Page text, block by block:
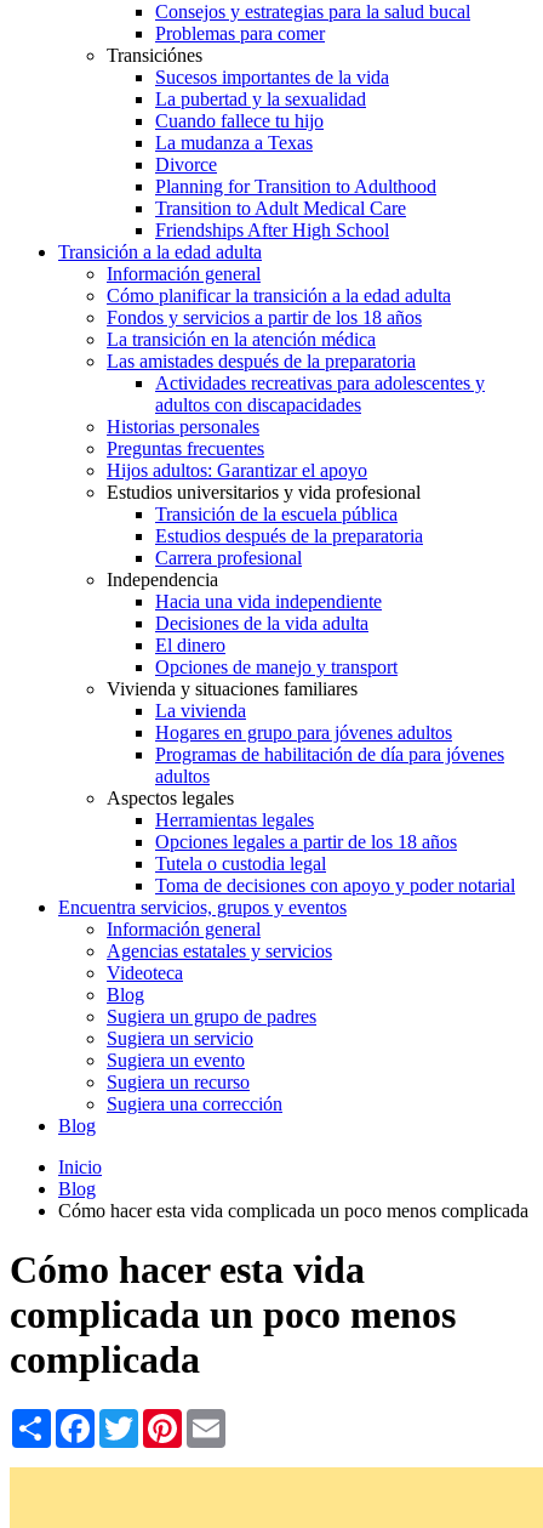
Consejos y estrategias para la salud bucal
Problemas para comer
Transiciónes
Sucesos importantes de la vida
La pubertad y la sexualidad
Cuando fallece tu hijo
La mudanza a Texas
Divorce
Planning for Transition to Adulthood
Transition to Adult Medical Care
Friendships After High School
Transición a la edad adulta
Información general
Cómo planificar la transición a la edad adulta
Fondos y servicios a partir de los 18 años
La transición en la atención médica
Las amistades después de la preparatoria
Actividades recreativas para adolescentes y
adultos con discapacidades
Historias personales
Preguntas frecuentes
Hijos adultos: Garantizar el apoyo
Estudios universitarios y vida profesional
Transición de la escuela pública
Estudios después de la preparatoria
Carrera profesional
Independencia
Hacia una vida independiente
Decisiones de la vida adulta
El dinero
Opciones de manejo y transport
Vivienda y situaciones familiares
La vivienda
Hogares en grupo para jóvenes adultos
Programas de habilitación de día para jóvenes
adultos
Aspectos legales
Herramientas legales
Opciones legales a partir de los 18 años
Tutela o custodia legal
Toma de decisiones con apoyo y poder notarial
Encuentra servicios, grupos y eventos
Información general
Agencias estatales y servicios
Videoteca
Blog
Sugiera un grupo de padres
Sugiera un servicio
Sugiera un evento
Sugiera un recurso
Sugiera una corrección
Blog
Inicio
Blog
Cómo hacer esta vida complicada un poco menos complicada
Cómo hacer esta vida
complicada un poco menos
complicada
Share Facebook
TwitterPinterest